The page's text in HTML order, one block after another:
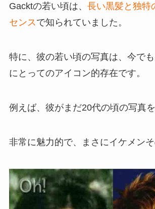
Gacktの若い頃は、 長い黒髪と独特
センスで知られていました。
特に、彼の若い頃の写真は、今で
にとってのアイコン的存在です。
例えば、彼がまだ20代の頃の写真を
非常に魅力的で、まさにイケメンそ